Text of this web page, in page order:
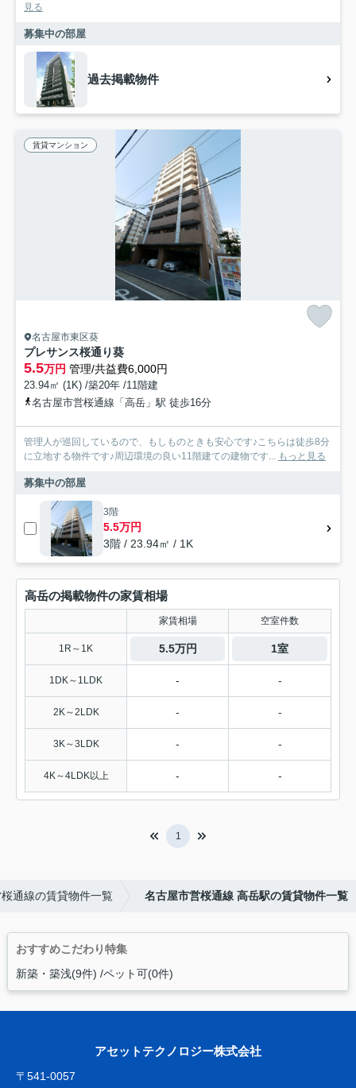
見る
募集中の部屋
過去掲載物件
賃貸マンション
名古屋市東区葵
プレサンス桜通り葵
5.5万円 管理/共益費6,000円
23.94㎡ (1K) /築20年 /11階建
名古屋市営桜通線「高岳」駅 徒歩16分
管理人が巡回しているので、もしものときも安心です♪こちらは徒歩8分
に立地する物件です♪周辺環境の良い11階建ての建物です... もっと見る
募集中の部屋
3階
5.5万円
3階 / 23.94㎡ / 1K
高岳の掲載物件の家賃相場
家賃相場 空室件数
1R～1K 5.5万円 1室
1DK～1LDK - -
2K～2LDK - -
3K～3LDK - -
4K～4LDK以上 - -
1
通線の賃貸物件一覧 名古屋市営桜通線 高岳駅の賃貸物件一覧
おすすめこだわり特集
新築・築浅(9件) ペット可(0件)
アセットテクノロジー株式会社
〒541-0057